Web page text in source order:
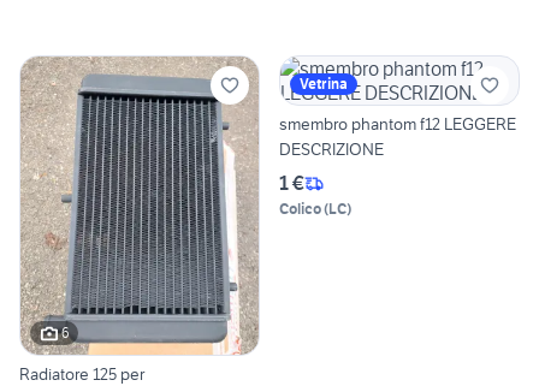
6
Radiatore 125 per
Vetrina
smembro phantom f12 LEGGERE
DESCRIZIONE
1 €
Colico(LC)